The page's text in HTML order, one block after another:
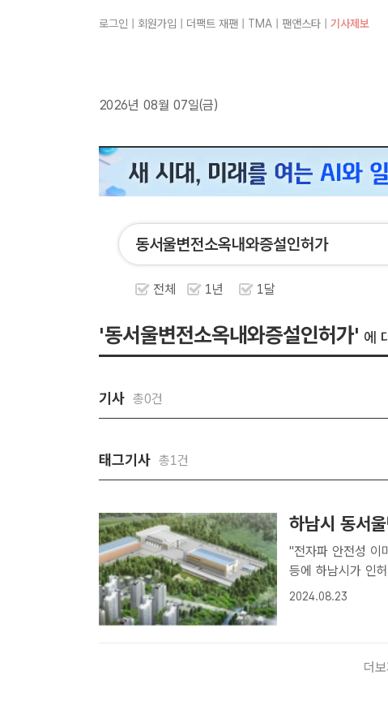
로그인 회원가입 더팩트 재팬 TMA 팬앤스타 기사제보
2026년 08월 07일(금)
전체 1년 1달
'동서울변전소옥내와증설인허가' 에
기사 총0건
태그기사 총1건
하남시 동서
"전자파 안전성 이미 검증,
등에 하남시가 인
법적 대응 의사를
2024.08.23
더